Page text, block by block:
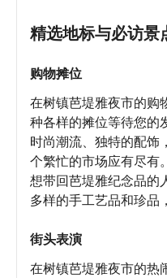
精选地标与必访景
购物摊位
在树镇芭堤雅夜市的购
种各样的摊位等待您的
时尚潮流、独特的配饰
个繁忙的市场应有尽有
想带回芭堤雅纪念品的
多样的手工艺品和珍品
街头表演
在树镇芭堤雅夜市的热